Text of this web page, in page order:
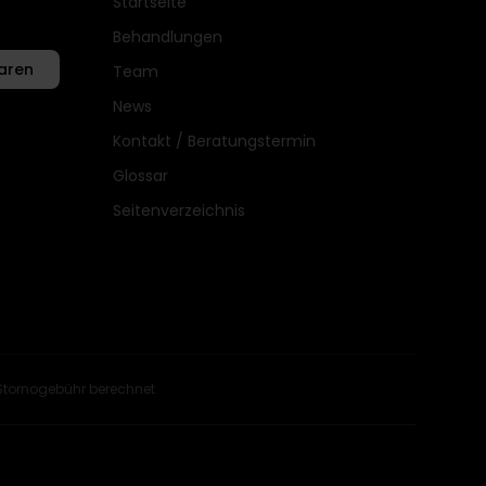
Behandlungen
Team
News
Kontakt / Beratungstermin
Glossar
Seitenverzeichnis
berechnet.